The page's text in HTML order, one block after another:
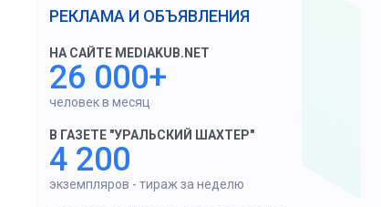
РЕКЛАМА И ОБЪЯВЛЕНИЯ
НА САЙТЕ MEDIAKUB.NET
26 000+
человек в месяц
В ГАЗЕТЕ "УРАЛЬСКИЙ ШАХТЕР"
4 200
экземпляров - тираж за неделю